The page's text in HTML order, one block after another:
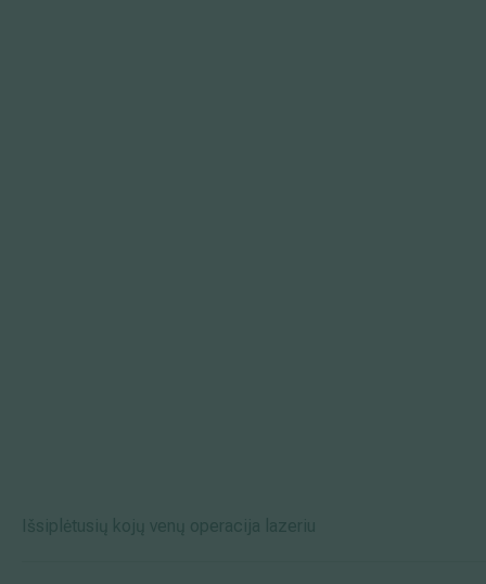
Išsiplėtusių kojų venų operacija lazeriu